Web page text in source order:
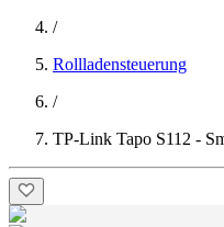
/
Rollladensteuerung
/
TP-Link Tapo S112 -